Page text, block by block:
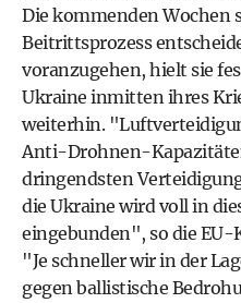
Die kommenden Wochen
Beitrittsprozess
voranzugehen, hielt sie
Ukraine inmitten ihres
weiterhin.
Anti-Drohnen-
dringendsten
die Ukraine wird voll in
eingebunden", so die
"Je schneller wir in der
gegen ballistische